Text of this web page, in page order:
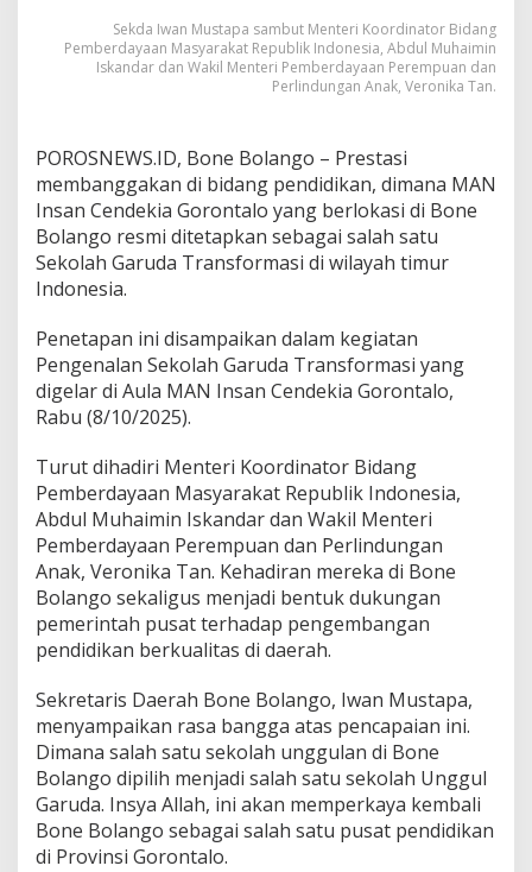
Sekda Iwan Mustapa sambut Menteri Koordinator Bidang
Pemberdayaan Masyarakat Republik Indonesia, Abdul Muhaimin
Iskandar dan Wakil Menteri Pemberdayaan Perempuan dan
Perlindungan Anak, Veronika Tan.
POROSNEWS.ID, Bone Bolango – Prestasi
membanggakan di bidang pendidikan, dimana MAN
Insan Cendekia Gorontalo yang berlokasi di Bone
Bolango resmi ditetapkan sebagai salah satu
Sekolah Garuda Transformasi di wilayah timur
Indonesia.
Penetapan ini disampaikan dalam kegiatan
Pengenalan Sekolah Garuda Transformasi yang
digelar di Aula MAN Insan Cendekia Gorontalo,
Rabu (8/10/2025).
Turut dihadiri Menteri Koordinator Bidang
Pemberdayaan Masyarakat Republik Indonesia,
Abdul Muhaimin Iskandar dan Wakil Menteri
Pemberdayaan Perempuan dan Perlindungan
Anak, Veronika Tan. Kehadiran mereka di Bone
Bolango sekaligus menjadi bentuk dukungan
pemerintah pusat terhadap pengembangan
pendidikan berkualitas di daerah.
Sekretaris Daerah Bone Bolango, Iwan Mustapa,
menyampaikan rasa bangga atas pencapaian ini.
Dimana salah satu sekolah unggulan di Bone
Bolango dipilih menjadi salah satu sekolah Unggul
Garuda. Insya Allah, ini akan memperkaya kembali
Bone Bolango sebagai salah satu pusat pendidikan
di Provinsi Gorontalo.